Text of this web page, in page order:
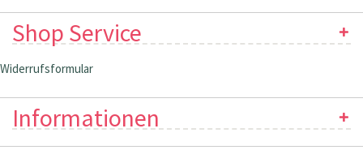
Shop Service
Widerrufsformular
Informationen